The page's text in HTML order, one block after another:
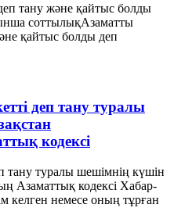
тану және қайтыс болды
соттылықАзаматты
қайтыс болды деп
деп тану туралы
кодексi
тану туралы шешiмнiң күшiн
Азаматтық кодексi Хабар-
келген немесе оның тұрған